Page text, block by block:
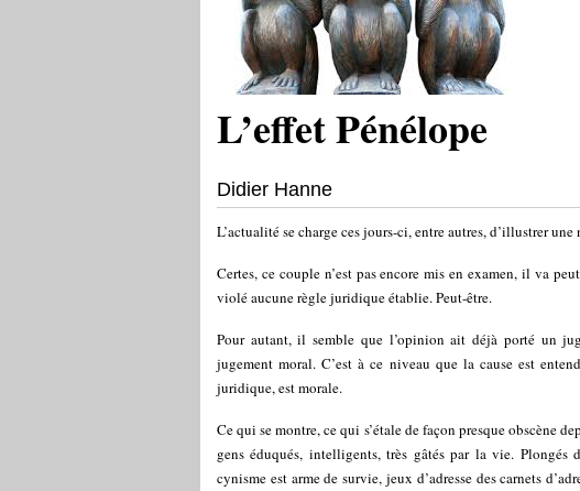
L’effet Pénélope
Didier Hanne
L’actualité se charge ces jours-ci, entre autres, d’illustrer
Certes, ce couple n’est pas encore mis en examen, il va
violé aucune règle juridique établie. Peut-être.
Pour autant, il semble que l’opinion ait déjà porté un
jugement moral. C’est à ce niveau que la cause est
juridique, est morale.
Ce qui se montre, ce qui s’étale de façon presque obscène
gens éduqués, intelligents, très gâtés par la vie.
cynisme est arme de survie, jeux d’adresse des carnets